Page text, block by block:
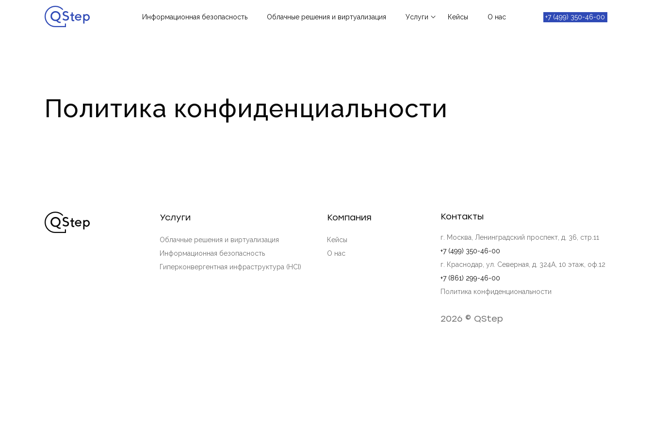
Информационная безопасность Облачные решения и виртуализация Услуги
Гиперконвергентная
инфраструктура (HCI)
Кейсы О нас +7 (499) 350-46-00
Политика конфиденциальности
Услуги
Облачные решения и виртуализация
Информационная безопасность
Гиперконвергентная инфраструктура (HCI)
Компания
Кейсы
О нас
Контакты
г. Москва, Ленинградский проспект, д. 36, стр.11
+7 (499) 350-46-00
г. Краснодар, ул. Северная, д. 324А, 10 этаж, оф.12
+7 (861) 299-46-00
Политика конфиденциональности
2026 © QStep